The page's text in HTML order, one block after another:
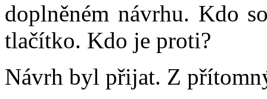
doplněném návrhu. Kdo
tlačítko. Kdo je proti?
Návrh byl přijat. Z